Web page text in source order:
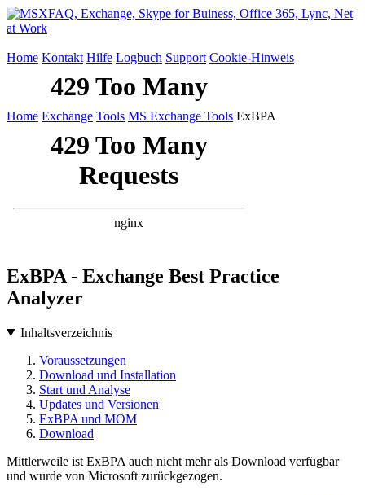
Home Kontakt Hilfe Logbuch Support Cookie-Hinweis
Home Exchange Tools MS Exchange Tools ExBPA
ExBPA - Exchange Best Practice
Analyzer
Inhaltsverzeichnis
Voraussetzungen
Download und Installation
Start und Analyse
Updates und Versionen
ExBPA und MOM
Download
Mittlerweile ist ExBPA auch nicht mehr als Download verfügbar
und wurde von Microsoft zurückgezogen.